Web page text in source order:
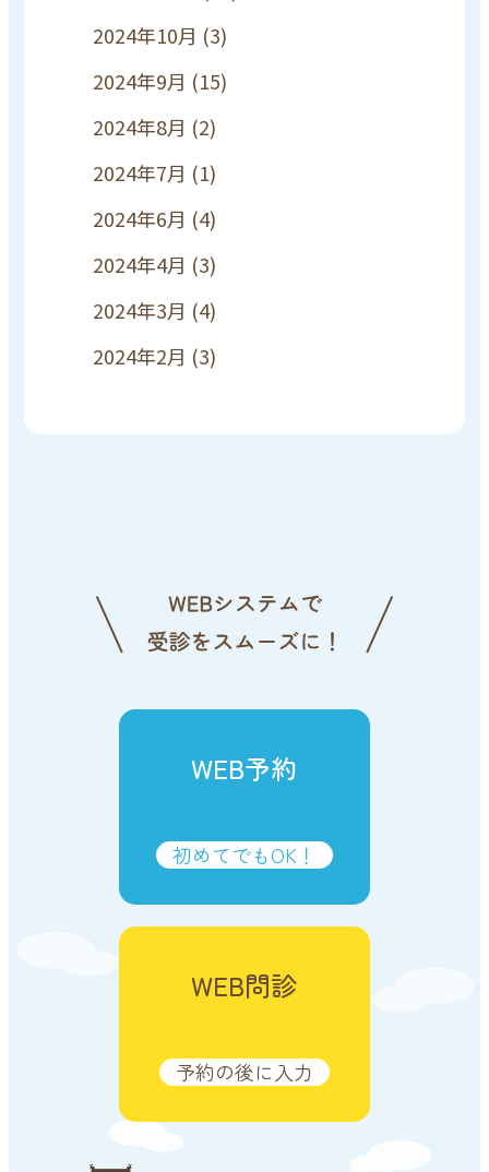
2024年10月 (3)
2024年9月 (15)
2024年8月 (2)
2024年7月 (1)
2024年6月 (4)
2024年4月 (3)
2024年3月 (4)
2024年2月 (3)
WEB予約
初めてでもOK！
WEB問診
予約の後に入力